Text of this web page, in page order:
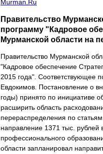
Murman.Ru
Правительство
программу "Кадровое
Мурманской области на
Правительство Мурманской
"Кадровое обеспечение
2015 года". Соответствующее
Евдокимов. Постановление о
годы) принято по инициативе
расширить область
перераспределения по
направление 1371 тыс. рублей
профессионального
области запланировал